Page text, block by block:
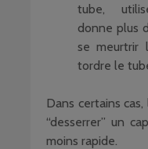
tube,
donne plus
se meurtrir
tordre le
Dans certains
“desserrer” un
moins rapide.